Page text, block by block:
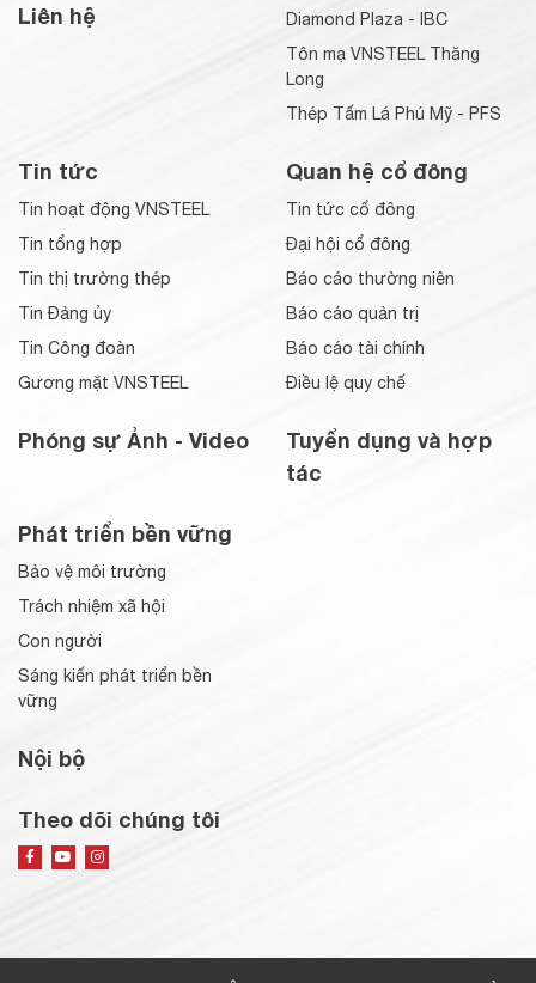
Liên hệ
Diamond Plaza - IBC
Tôn mạ VNSTEEL Thăng
Long
Thép Tấm Lá Phú Mỹ - PFS
Tin tức
Tin hoạt động VNSTEEL
Tin tổng hợp
Tin thị trường thép
Tin Đảng ủy
Tin Công đoàn
Gương mặt VNSTEEL
Phóng sự Ảnh - Video
Quan hệ cổ đông
Tin tức cổ đông
Đại hội cổ đông
Báo cáo thường niên
Báo cáo quản trị
Báo cáo tài chính
Điều lệ quy chế
Tuyển dụng và hợp
tác
Phát triển bền vững
Bảo vệ môi trường
Trách nhiệm xã hội
Con người
Sáng kiến phát triển bền
vững
Nội bộ
Theo dõi chúng tôi